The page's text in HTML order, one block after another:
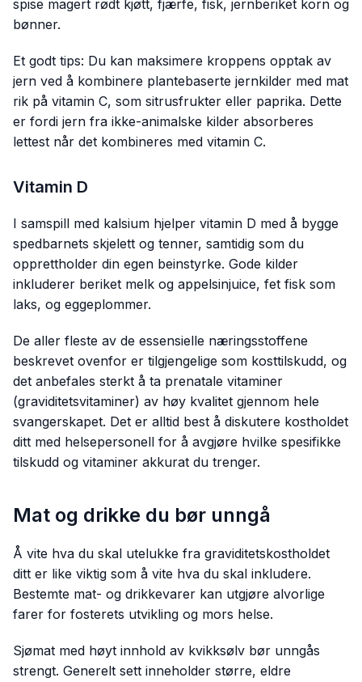
spise magert rødt kjøtt, fjærfe, fisk, jernberiket korn og
bønner.
Et godt tips: Du kan maksimere kroppens opptak av
jern ved å kombinere plantebaserte jernkilder med mat
rik på vitamin C, som sitrusfrukter eller paprika. Dette
er fordi jern fra ikke-animalske kilder absorberes
lettest når det kombineres med vitamin C.
Vitamin D
I samspill med kalsium hjelper vitamin D med å bygge
spedbarnets skjelett og tenner, samtidig som du
opprettholder din egen beinstyrke. Gode kilder
inkluderer beriket melk og appelsinjuice, fet fisk som
laks, og eggeplommer.
De aller fleste av de essensielle næringsstoffene
beskrevet ovenfor er tilgjengelige som kosttilskudd, og
det anbefales sterkt å ta prenatale vitaminer
(graviditetsvitaminer) av høy kvalitet gjennom hele
svangerskapet. Det er alltid best å diskutere kostholdet
ditt med helsepersonell for å avgjøre hvilke spesifikke
tilskudd og vitaminer akkurat du trenger.
Mat og drikke du bør unngå
Å vite hva du skal utelukke fra graviditetskostholdet
ditt er like viktig som å vite hva du skal inkludere.
Bestemte mat- og drikkevarer kan utgjøre alvorlige
farer for fosterets utvikling og mors helse.
Sjømat med høyt innhold av kvikksølv bør unngås
strengt. Generelt sett inneholder større, eldre